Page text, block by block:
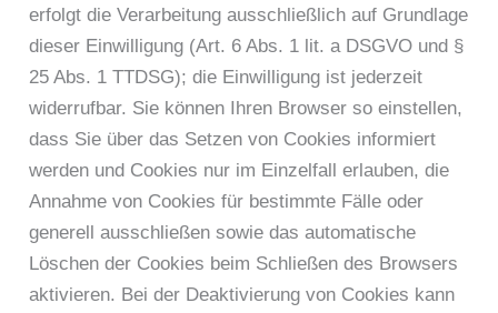
erfolgt die Verarbeitung ausschließlich auf Grundlage
dieser Einwilligung (Art. 6 Abs. 1 lit. a DSGVO und §
25 Abs. 1 TTDSG); die Einwilligung ist jederzeit
widerrufbar. Sie können Ihren Browser so einstellen,
dass Sie über das Setzen von Cookies informiert
werden und Cookies nur im Einzelfall erlauben, die
Annahme von Cookies für bestimmte Fälle oder
generell ausschließen sowie das automatische
Löschen der Cookies beim Schließen des Browsers
aktivieren. Bei der Deaktivierung von Cookies kann